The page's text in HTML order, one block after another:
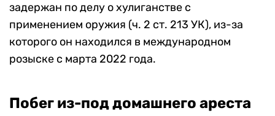
задержан по делу о хулиганстве с
применением оружия (ч. 2 ст. 213 УК), из-за
которого он находился в международном
розыске с марта 2022 года.
Побег из-под домашнего ареста